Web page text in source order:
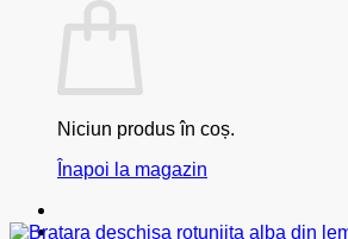
Niciun produs în coș.
Înapoi la magazin